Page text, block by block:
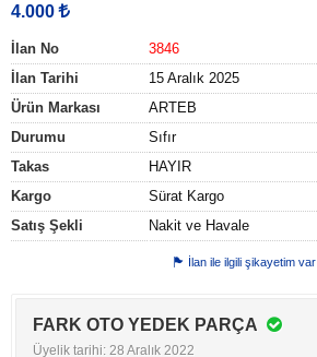
4.000
İlan No
3846
İlan Tarihi
15 Aralık 2025
Ürün Markası
ARTEB
Durumu
Sıfır
Takas
HAYIR
Kargo
Sürat Kargo
Satış Şekli
Nakit ve Havale
İlan ile ilgili şikayetim var
FARK OTO YEDEK PARÇA
Üyelik tarihi: 28 Aralık 2022